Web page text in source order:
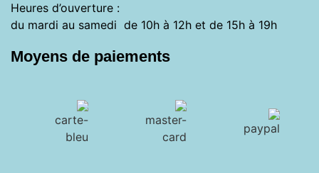
Heures d’ouverture :
du mardi au samedi de 10h à 12h et de 15h à 19h
Moyens de paiements